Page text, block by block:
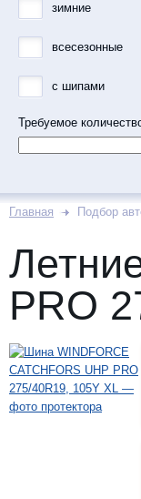
зимние
всесезонные
с шипами
Требуемое
Главная Подбор
PRO